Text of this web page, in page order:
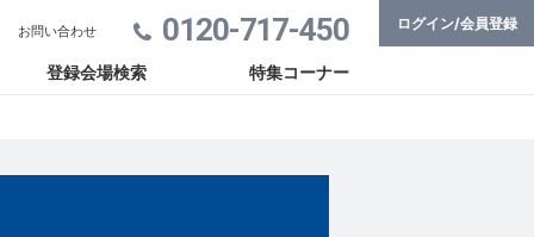
0120-717-450
登録会場検索 特集コーナー
お問い合わせ ログイン/会員登録